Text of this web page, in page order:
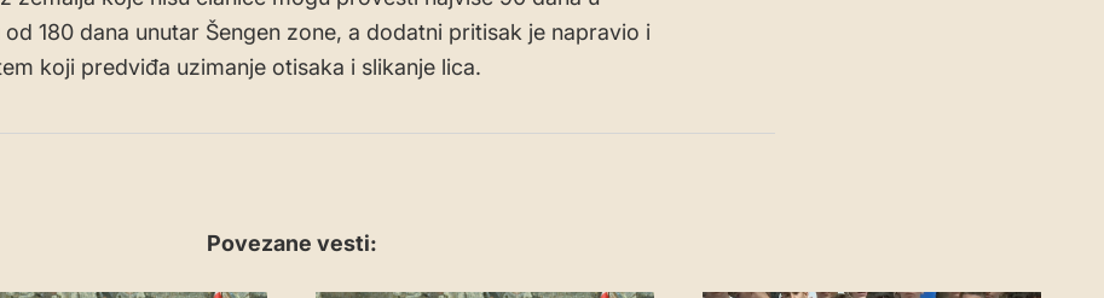
180 dana unutar Šengen zone, a dodatni pritisak je napravio i
koji predviđa uzimanje otisaka i slikanje lica.
Povezane vesti: